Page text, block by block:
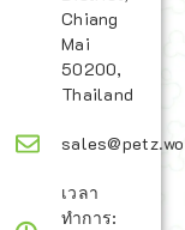
Chiang
Mai
50200,
Thailand
เวลา
ทำการ: